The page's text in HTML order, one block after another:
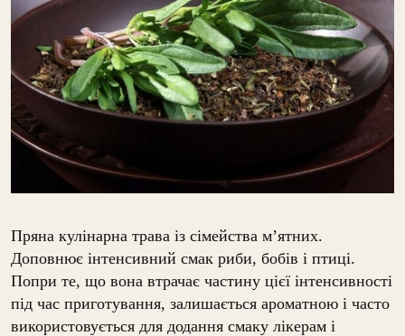
Пряна кулінарна трава із сімейства м’ятних.
Доповнює інтенсивний смак риби, бобів і птиці.
Попри те, що вона втрачає частину цієї інтенсивності
під час приготування, залишається ароматною і часто
використовується для додання смаку лікерам і